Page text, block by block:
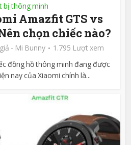
bị thông minh
Amazfit GTS vs
chọn chiếc nào?
- Mi Bunny
1.795 Lượt xem
đồng hồ thông minh đang được
nay của Xiaomi chính là...